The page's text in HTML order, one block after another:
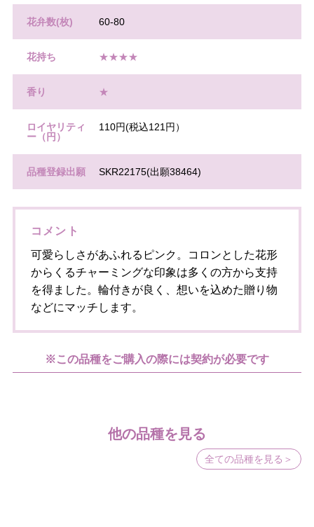
花弁数(枚) 60-80
花持ち ★★★★
香り ★
ロイヤリティ
ー（円）
110円(税込121円）
品種登録出願 SKR22175(出願38464)
コメント
可愛らしさがあふれるピンク。コロンとした花形
からくるチャーミングな印象は多くの方から支持
を得ました。輪付きが良く、想いを込めた贈り物
などにマッチします。
※この品種をご購入の際には契約が必要です
他の品種を見る
全ての品種を見る＞